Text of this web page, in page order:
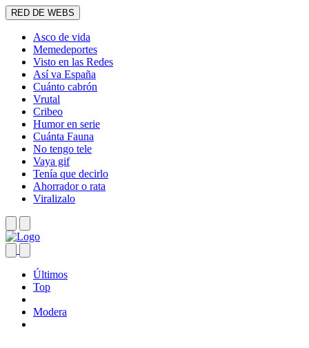
RED DE WEBS
Asco de vida
Memedeportes
Visto en las Redes
Así va España
Cuánto cabrón
Vrutal
Cribeo
Humor en serie
Cuánta Fauna
No tengo tele
Vaya gif
Tenía que decirlo
Ahorrador o rata
Viralizalo
Últimos
Top
Modera